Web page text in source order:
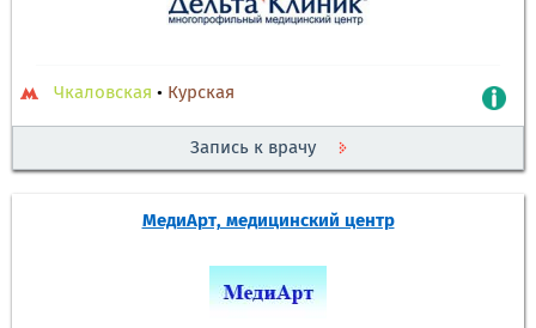
Чкаловская • Курская
Запись к врачу
МедиАрт, медицинский центр